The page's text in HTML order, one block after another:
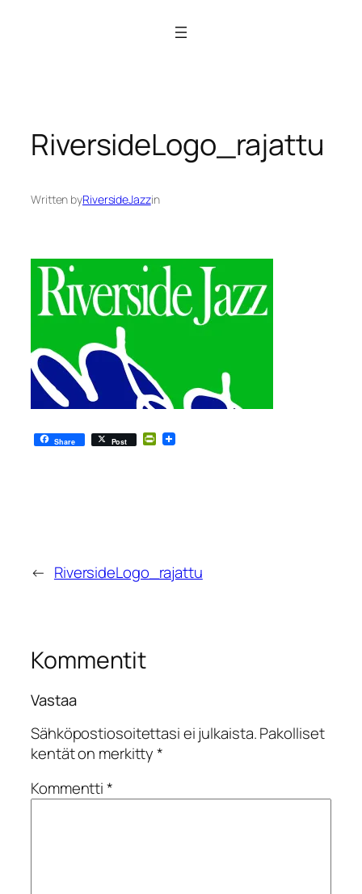
RiversideLogo_rajattu
Written byRiversideJazzin
Share Post PrintFriendly
← RiversideLogo_rajattu
Kommentit
Vastaa
Sähköpostiosoitettasi ei julkaista.Pakolliset
kentät on merkitty*
Kommentti*